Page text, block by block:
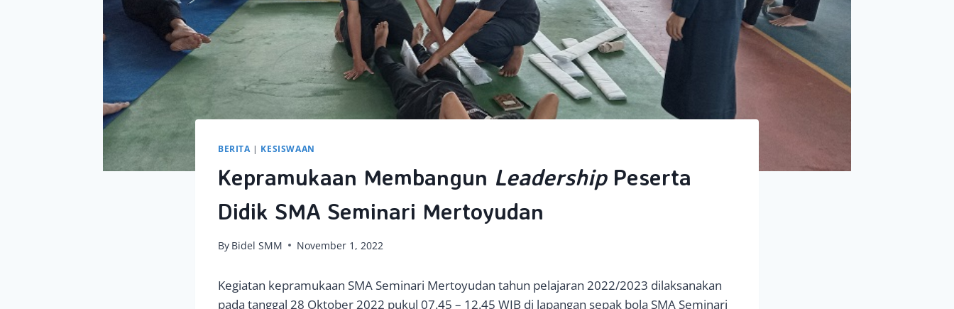
BERITA| KESISWAAN
Kepramukaan Membangun LeadershipPeserta
Didik SMA Seminari Mertoyudan
By Bidel SMM November 1, 2022
Kegiatan kepramukaan SMA Seminari Mertoyudan tahun pelajaran 2022/2023 dilaksanakan
pada tanggal 28 Oktober 2022 pukul 07.45 – 12.45 WIB di lapangan sepak bola SMA Seminari